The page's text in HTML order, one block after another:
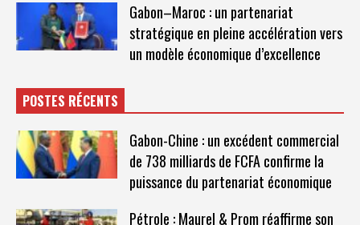
Gabon–Maroc : un partenariat
stratégique en pleine accélération vers
un modèle économique d’excellence
POSTES RÉCENTS
Gabon-Chine : un excédent commercial
de 738 milliards de FCFA confirme la
puissance du partenariat économique
Pétrole : Maurel & Prom réaffirme son